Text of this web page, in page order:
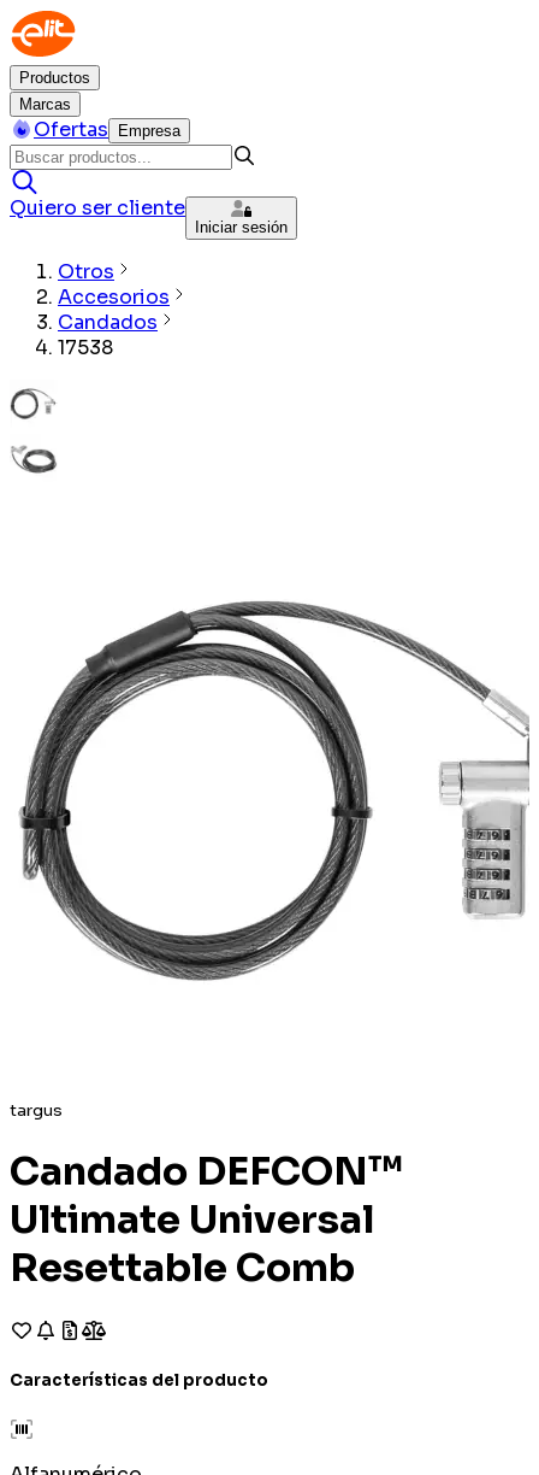
Productos
Marcas
Ofertas Empresa
Quiero ser cliente
Iniciar sesión
Otros
Accesorios
Candados
17538
targus
Candado DEFCON™
Ultimate Universal
Resettable Comb
Características del producto